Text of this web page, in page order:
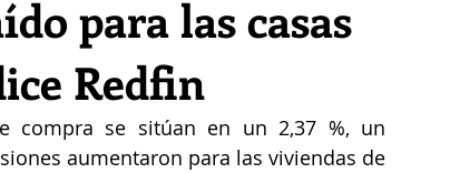
para las casas
Redfin
compra se sitúan en un 2,37 %, un
aumentaron para las viviendas de